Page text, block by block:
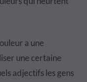
a une
une certaine
adjectifs les gens